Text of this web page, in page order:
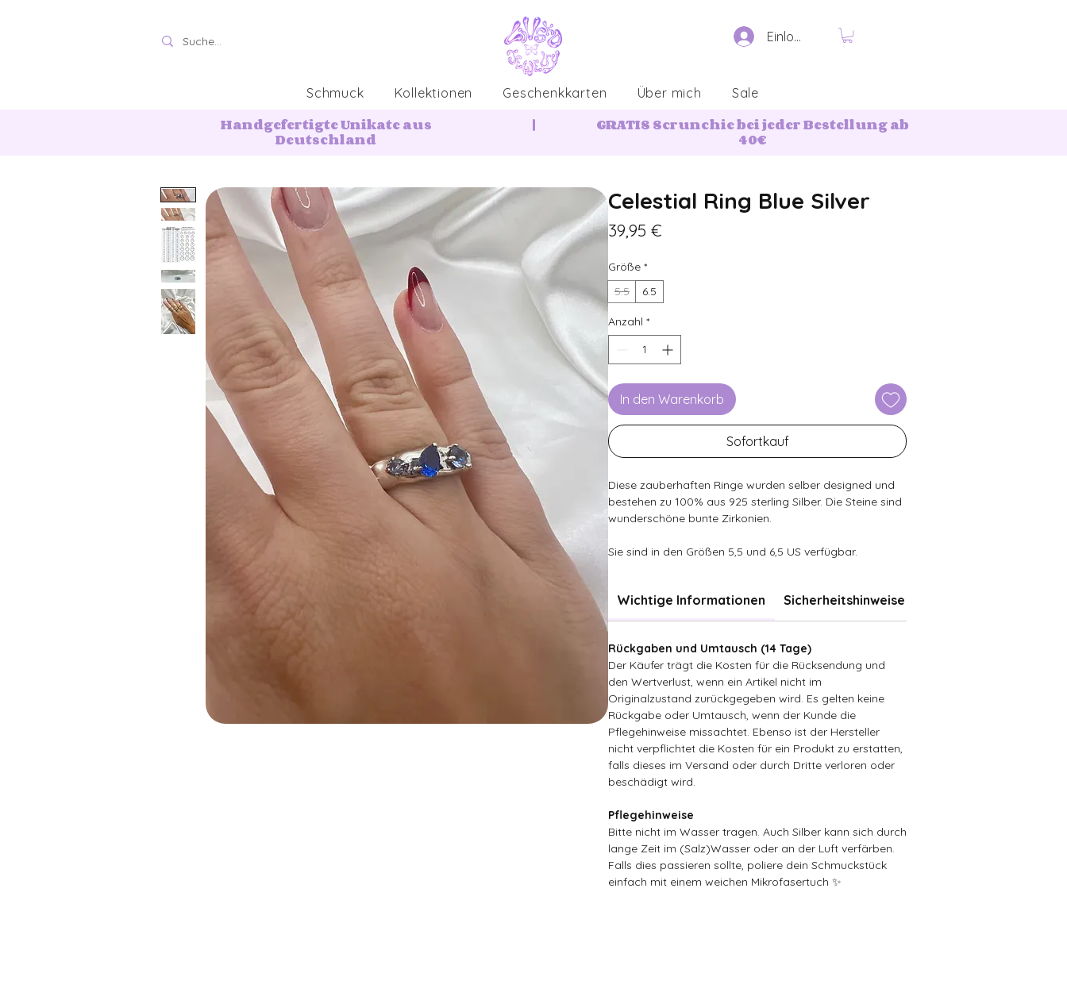
Einloggen
Schmuck Kollektionen Geschenkkarten Über mich Sale
Handgefertigte Unikate aus
Deutschland
GRATIS Scrunchie bei jeder Bestellung ab
40€
|
Celestial Ring Blue Silver
39,95 €
Größe *
5.5
6.5
Anzahl *
In den Warenkorb
Sofortkauf
Diese zauberhaften Ringe wurden selber designed und
bestehen zu 100% aus 925 sterling Silber. Die Steine sind
wunderschöne bunte Zirkonien.
Sie sind in den Größen 5,5 und 6,5 US verfügbar.
Wichtige Informationen Sicherheitshinweise
Rückgaben und Umtausch (14 Tage)
Der Käufer trägt die Kosten für die Rücksendung und
den Wertverlust, wenn ein Artikel nicht im
Originalzustand zurückgegeben wird. Es gelten keine
Rückgabe oder Umtausch, wenn der Kunde die
Pflegehinweise missachtet. Ebenso ist der Hersteller
nicht verpflichtet die Kosten für ein Produkt zu erstatten,
falls dieses im Versand oder durch Dritte verloren oder
beschädigt wird.
Pflegehinweise
Bitte nicht im Wasser tragen. Auch Silber kann sich durch
lange Zeit im (Salz)Wasser oder an der Luft verfärben.
Falls dies passieren sollte, poliere dein Schmuckstück
einfach mit einem weichen Mikrofasertuch ✨